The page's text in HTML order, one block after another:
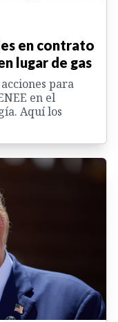
en contrato
lugar de gas
para
en el
Aquí los